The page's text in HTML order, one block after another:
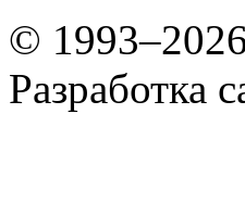
©
Разработка